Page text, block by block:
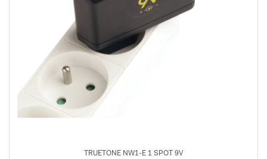
TRUETONE NW1-E 1 SPOT 9V